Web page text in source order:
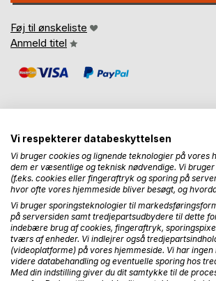
Føj til ønskeliste
Anmeld titel
BESKRIVELSE
Grønlandsfarer
Arktis hvor min sjael fandt sit ekko
I 46 aar blev Groenland min hverdag og
Landet formede mig - gennem arbejdet,
mennesker, og via de stunder, hvor den
lagde en haand over sindet. Her
Vi respekterer databeskyttelsen
Vi bruger cookies og lignende teknologier på vores
dem er væsentlige og teknisk nødvendige. Vi
(f.eks. cookies eller fingeraftryk og sporing på
hvor ofte vores hjemmeside bliver besøgt, og
Vi bruger sporingsteknologier til
på serversiden samt tredjepartsudbydere til dette
indebære brug af cookies, fingeraftryk,
tværs af enheder. Vi indlejrer også
(videoplatforme) på vores hjemmeside. Vi har
videre databehandling og eventuelle sporing hos
Med din indstilling giver du dit samtykke til de